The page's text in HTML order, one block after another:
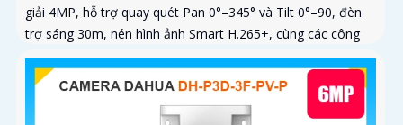
giải 4MP, hỗ trợ quay quét Pan 0°–345° và Tilt 0°–90, đèn
trợ sáng 30m, nén hình ảnh Smart H.265+, cùng các công
nghệ xử lý WDR 120dB, BLC, HLC, 3D-NR